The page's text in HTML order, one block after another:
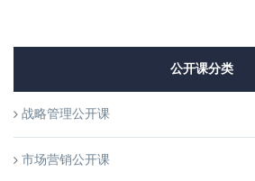
公开课分类
战略管理公开课
市场营销公开课